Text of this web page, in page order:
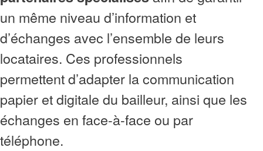
un même niveau d’information et
d’échanges avec l’ensemble de leurs
locataires. Ces professionnels
permettent d’adapter la communication
papier et digitale du bailleur, ainsi que les
échanges en face-à-face ou par
téléphone.